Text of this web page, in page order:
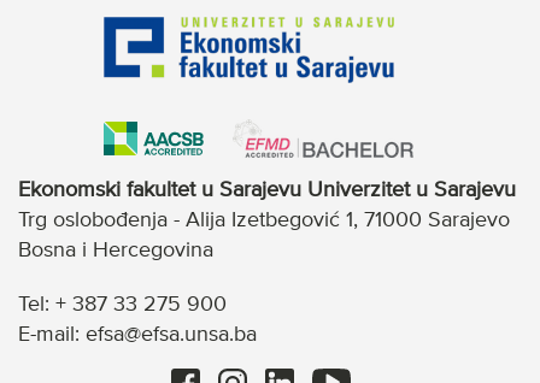
Ekonomski fakultet u Sarajevu Univerzitet u Sarajevu
Trg oslobođenja - Alija Izetbegović 1, 71000 Sarajevo
Bosna i Hercegovina
Tel: + 387 33 275 900
E-mail: efsa@efsa.unsa.ba